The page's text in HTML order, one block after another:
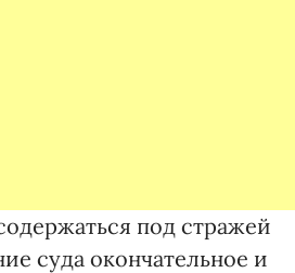
под стражей
суда окончательное и